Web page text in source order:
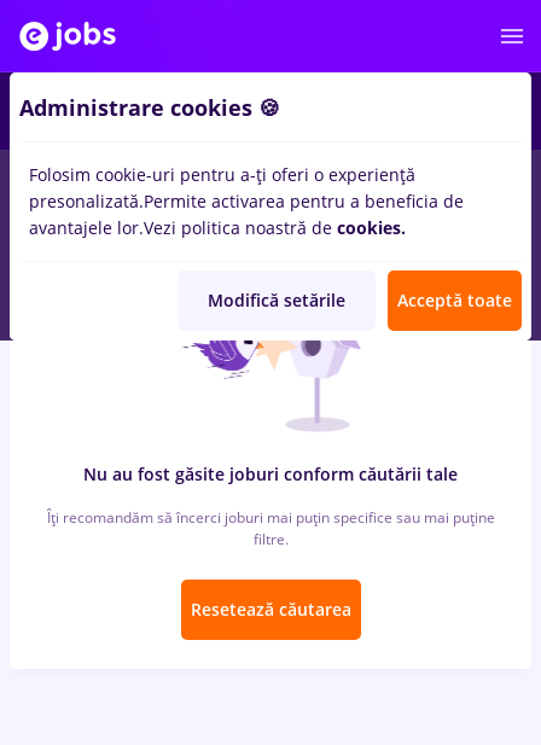
locuri de muncamarquardt, Full timeinStrainatate
Fara experientainTransport / Distributie, IT / Telecom
Nu au fost găsite joburi conform căutării tale
Îți recomandăm să încerci joburi mai puțin specifice sau mai puține
filtre.
Resetează căutarea
Administrare cookies 🍪
Folosim cookie-uri pentru a-ți oferi o experiență
presonalizată.Permite activarea pentru a beneficia de
avantajele lor.Vezi politica noastră de cookies.
Modifică setările Acceptă toate